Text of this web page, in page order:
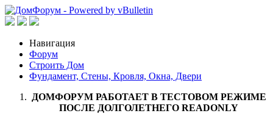
Навигация
Форум
Строить Дом
Фундамент, Стены, Кровля, Окна, Двери
ДОМФОРУМ РАБОТАЕТ В ТЕСТОВОМ РЕЖИМЕ
ПОСЛЕ ДОЛГОЛЕТНЕГО READONLY